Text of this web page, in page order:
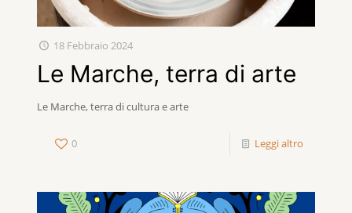
18 Febbraio 2024
Le Marche, terra di arte
Le Marche, terra di cultura e arte
0 Leggi altro